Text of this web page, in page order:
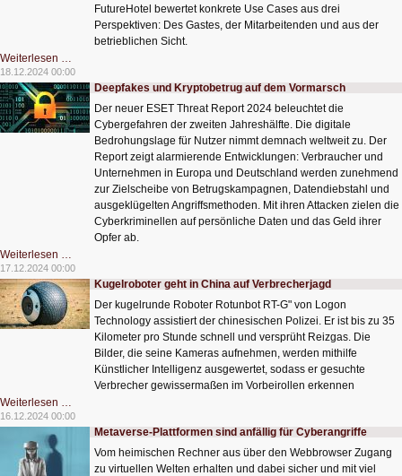
FutureHotel bewertet konkrete Use Cases aus drei
Perspektiven: Des Gastes, der Mitarbeitenden und aus der
betrieblichen Sicht.
Weiterlesen …
als
Hotel-
Empfangschef?
18.12.2024 00:00
Deepfakes und Kryptobetrug auf dem Vormarsch
Der neuer ESET Threat Report 2024 beleuchtet die
Cybergefahren der zweiten Jahreshälfte. Die digitale
Bedrohungslage für Nutzer nimmt demnach weltweit zu. Der
Report zeigt alarmierende Entwicklungen: Verbraucher und
Unternehmen in Europa und Deutschland werden zunehmend
zur Zielscheibe von Betrugskampagnen, Datendiebstahl und
ausgeklügelten Angriffsmethoden. Mit ihren Attacken zielen die
Cyberkriminellen auf persönliche Daten und das Geld ihrer
Opfer ab.
Weiterlesen …
und
Kryptobetrug
auf
dem
Vormarsch
17.12.2024 00:00
Kugelroboter geht in China auf Verbrecherjagd
Der kugelrunde Roboter Rotunbot RT-G" von Logon
Technology assistiert der chinesischen Polizei. Er ist bis zu 35
Kilometer pro Stunde schnell und versprüht Reizgas. Die
Bilder, die seine Kameras aufnehmen, werden mithilfe
Künstlicher Intelligenz ausgewertet, sodass er gesuchte
Verbrecher gewissermaßen im Vorbeirollen erkennen
Weiterlesen …
geht
in
China
Verbrecherjagd
16.12.2024 00:00
Metaverse-Plattformen sind anfällig für Cyberangriffe
Vom heimischen Rechner aus über den Webbrowser Zugang
zu virtuellen Welten erhalten und dabei sicher und mit viel